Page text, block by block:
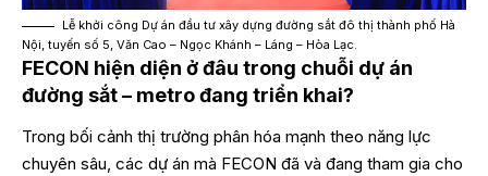
Lễ khởi công Dự án đầu tư xây dựng đường sắt đô thị thành phố Hà
Nội, tuyến số 5, Văn Cao – Ngọc Khánh – Láng – Hòa Lạc.
FECON hiện diện ở đâu trong chuỗi dự án
đường sắt – metro đang triển khai?
Trong bối cảnh thị trường phân hóa mạnh theo năng lực
chuyên sâu, các dự án mà FECON đã và đang tham gia cho